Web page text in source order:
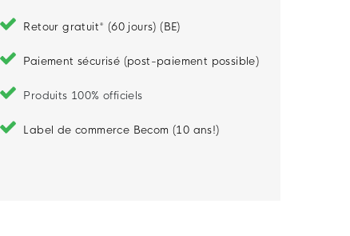
Retour gratuit* (60 jours) (BE)
Paiement sécurisé (post-paiement possible)
Produits 100% officiels
Label de commerce Becom (10 ans!)